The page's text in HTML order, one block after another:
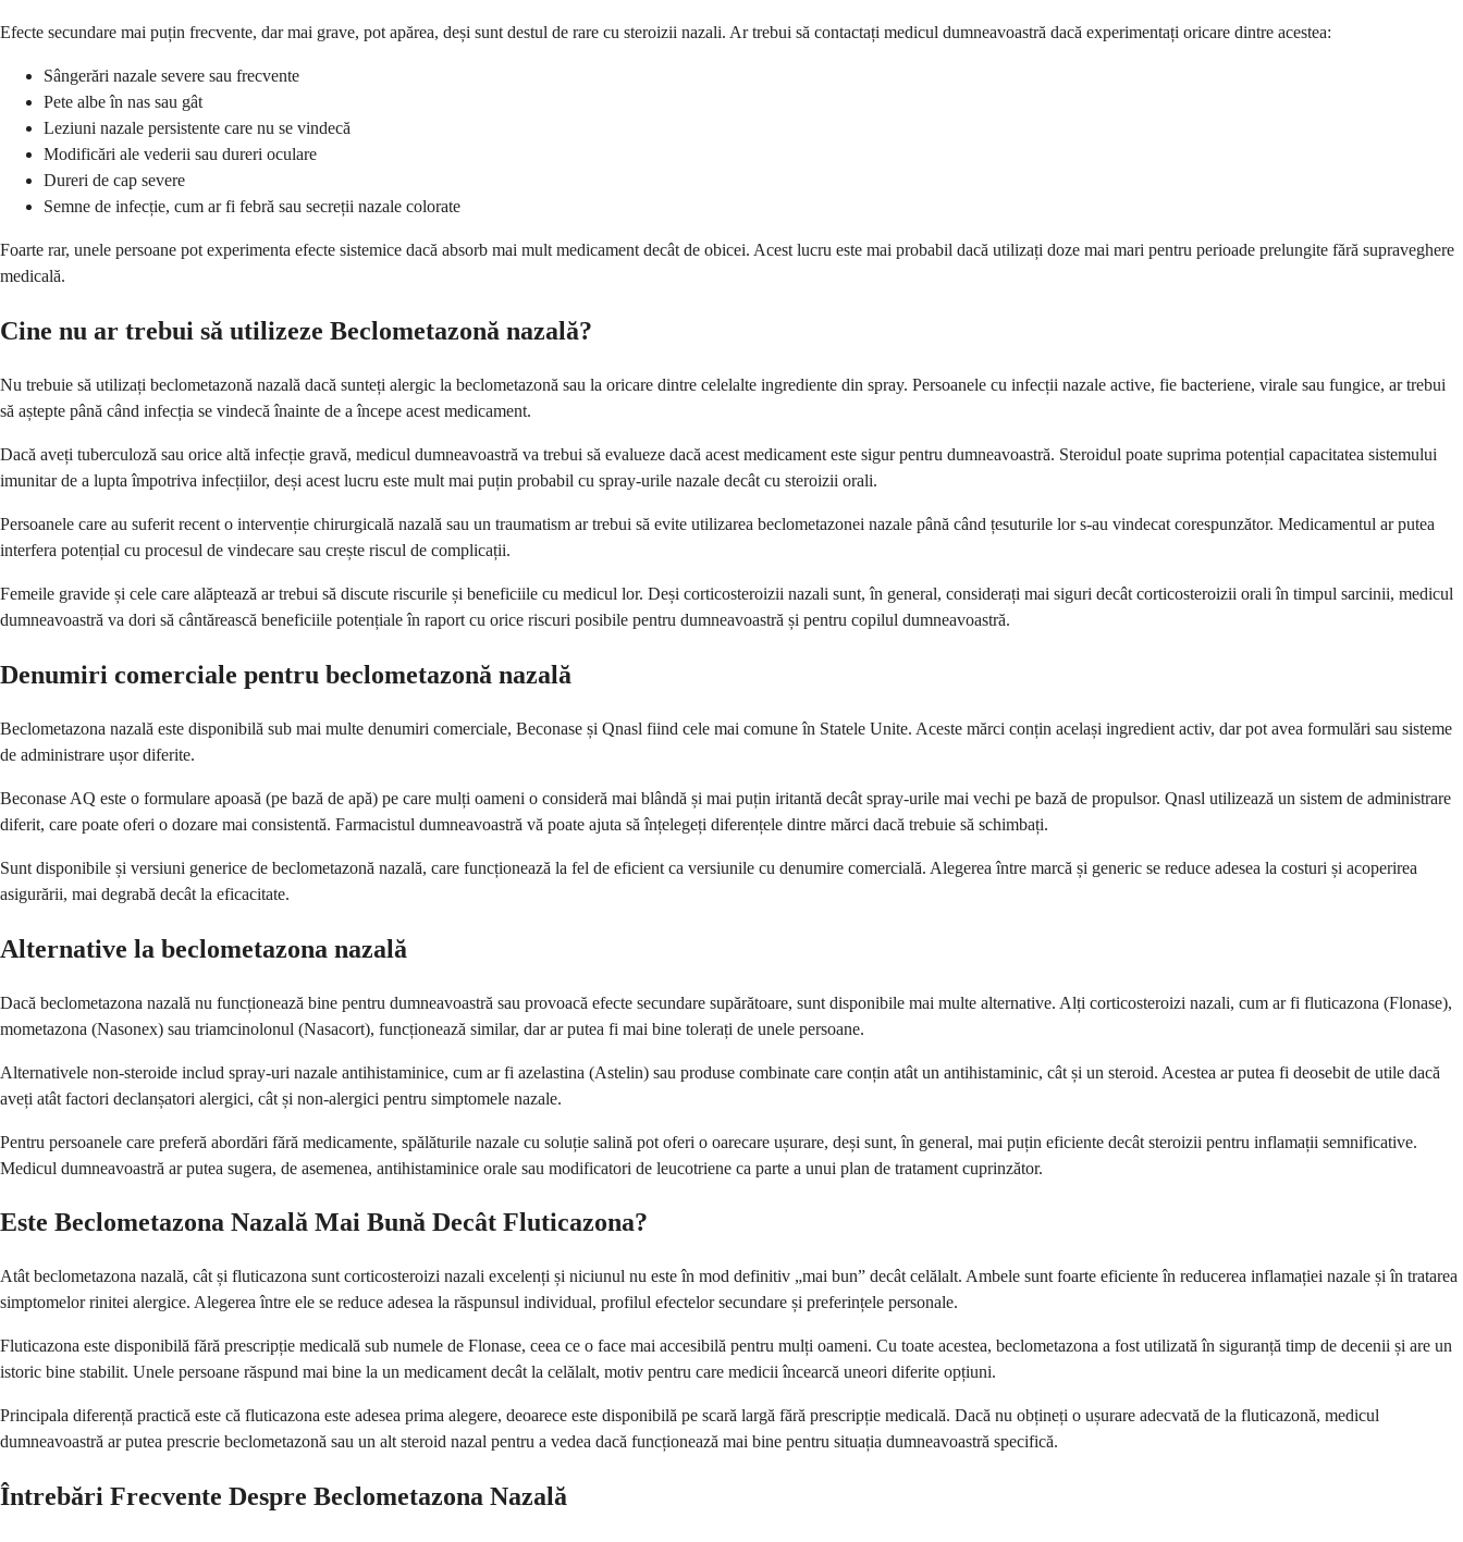
Efecte secundare mai puțin frecvente, dar mai grave, pot apărea, deși sunt destul de rare cu steroizii nazali. Ar trebui să contactați medicul dumneavoastră dacă experimentați oricare dintre acestea:
Sângerări nazale severe sau frecvente
Pete albe în nas sau gât
Leziuni nazale persistente care nu se vindecă
Modificări ale vederii sau dureri oculare
Dureri de cap severe
Semne de infecție, cum ar fi febră sau secreții nazale colorate
Foarte rar, unele persoane pot experimenta efecte sistemice dacă absorb mai mult medicament decât de obicei. Acest lucru este mai probabil dacă utilizați doze mai mari pentru perioade prelungite fără supraveghere
medicală.
Cine nu ar trebui să utilizeze Beclometazonă nazală?
Nu trebuie să utilizați beclometazonă nazală dacă sunteți alergic la beclometazonă sau la oricare dintre celelalte ingrediente din spray. Persoanele cu infecții nazale active, fie bacteriene, virale sau fungice, ar trebui
să aștepte până când infecția se vindecă înainte de a începe acest medicament.
Dacă aveți tuberculoză sau orice altă infecție gravă, medicul dumneavoastră va trebui să evalueze dacă acest medicament este sigur pentru dumneavoastră. Steroidul poate suprima potențial capacitatea sistemului
imunitar de a lupta împotriva infecțiilor, deși acest lucru este mult mai puțin probabil cu spray-urile nazale decât cu steroizii orali.
Persoanele care au suferit recent o intervenție chirurgicală nazală sau un traumatism ar trebui să evite utilizarea beclometazonei nazale până când țesuturile lor s-au vindecat corespunzător. Medicamentul ar putea
interfera potențial cu procesul de vindecare sau crește riscul de complicații.
Femeile gravide și cele care alăptează ar trebui să discute riscurile și beneficiile cu medicul lor. Deși corticosteroizii nazali sunt, în general, considerați mai siguri decât corticosteroizii orali în timpul sarcinii, medicul
dumneavoastră va dori să cântărească beneficiile potențiale în raport cu orice riscuri posibile pentru dumneavoastră și pentru copilul dumneavoastră.
Denumiri comerciale pentru beclometazonă nazală
Beclometazona nazală este disponibilă sub mai multe denumiri comerciale, Beconase și Qnasl fiind cele mai comune în Statele Unite. Aceste mărci conțin același ingredient activ, dar pot avea formulări sau sisteme
de administrare ușor diferite.
Beconase AQ este o formulare apoasă (pe bază de apă) pe care mulți oameni o consideră mai blândă și mai puțin iritantă decât spray-urile mai vechi pe bază de propulsor. Qnasl utilizează un sistem de administrare
diferit, care poate oferi o dozare mai consistentă. Farmacistul dumneavoastră vă poate ajuta să înțelegeți diferențele dintre mărci dacă trebuie să schimbați.
Sunt disponibile și versiuni generice de beclometazonă nazală, care funcționează la fel de eficient ca versiunile cu denumire comercială. Alegerea între marcă și generic se reduce adesea la costuri și acoperirea
asigurării, mai degrabă decât la eficacitate.
Alternative la beclometazona nazală
Dacă beclometazona nazală nu funcționează bine pentru dumneavoastră sau provoacă efecte secundare supărătoare, sunt disponibile mai multe alternative. Alți corticosteroizi nazali, cum ar fi fluticazona (Flonase),
mometazona (Nasonex) sau triamcinolonul (Nasacort), funcționează similar, dar ar putea fi mai bine tolerați de unele persoane.
Alternativele non-steroide includ spray-uri nazale antihistaminice, cum ar fi azelastina (Astelin) sau produse combinate care conțin atât un antihistaminic, cât și un steroid. Acestea ar putea fi deosebit de utile dacă
aveți atât factori declanșatori alergici, cât și non-alergici pentru simptomele nazale.
Pentru persoanele care preferă abordări fără medicamente, spălăturile nazale cu soluție salină pot oferi o oarecare ușurare, deși sunt, în general, mai puțin eficiente decât steroizii pentru inflamații semnificative.
Medicul dumneavoastră ar putea sugera, de asemenea, antihistaminice orale sau modificatori de leucotriene ca parte a unui plan de tratament cuprinzător.
Este Beclometazona Nazală Mai Bună Decât Fluticazona?
Atât beclometazona nazală, cât și fluticazona sunt corticosteroizi nazali excelenți și niciunul nu este în mod definitiv „mai bun” decât celălalt. Ambele sunt foarte eficiente în reducerea inflamației nazale și în tratarea
simptomelor rinitei alergice. Alegerea între ele se reduce adesea la răspunsul individual, profilul efectelor secundare și preferințele personale.
Fluticazona este disponibilă fără prescripție medicală sub numele de Flonase, ceea ce o face mai accesibilă pentru mulți oameni. Cu toate acestea, beclometazona a fost utilizată în siguranță timp de decenii și are un
istoric bine stabilit. Unele persoane răspund mai bine la un medicament decât la celălalt, motiv pentru care medicii încearcă uneori diferite opțiuni.
Principala diferență practică este că fluticazona este adesea prima alegere, deoarece este disponibilă pe scară largă fără prescripție medicală. Dacă nu obțineți o ușurare adecvată de la fluticazonă, medicul
dumneavoastră ar putea prescrie beclometazonă sau un alt steroid nazal pentru a vedea dacă funcționează mai bine pentru situația dumneavoastră specifică.
Întrebări Frecvente Despre Beclometazona Nazală